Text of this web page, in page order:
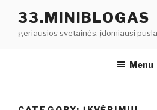
content
33.MINIBLOGAS
geriausios svetainės, įdomiausi
Menu